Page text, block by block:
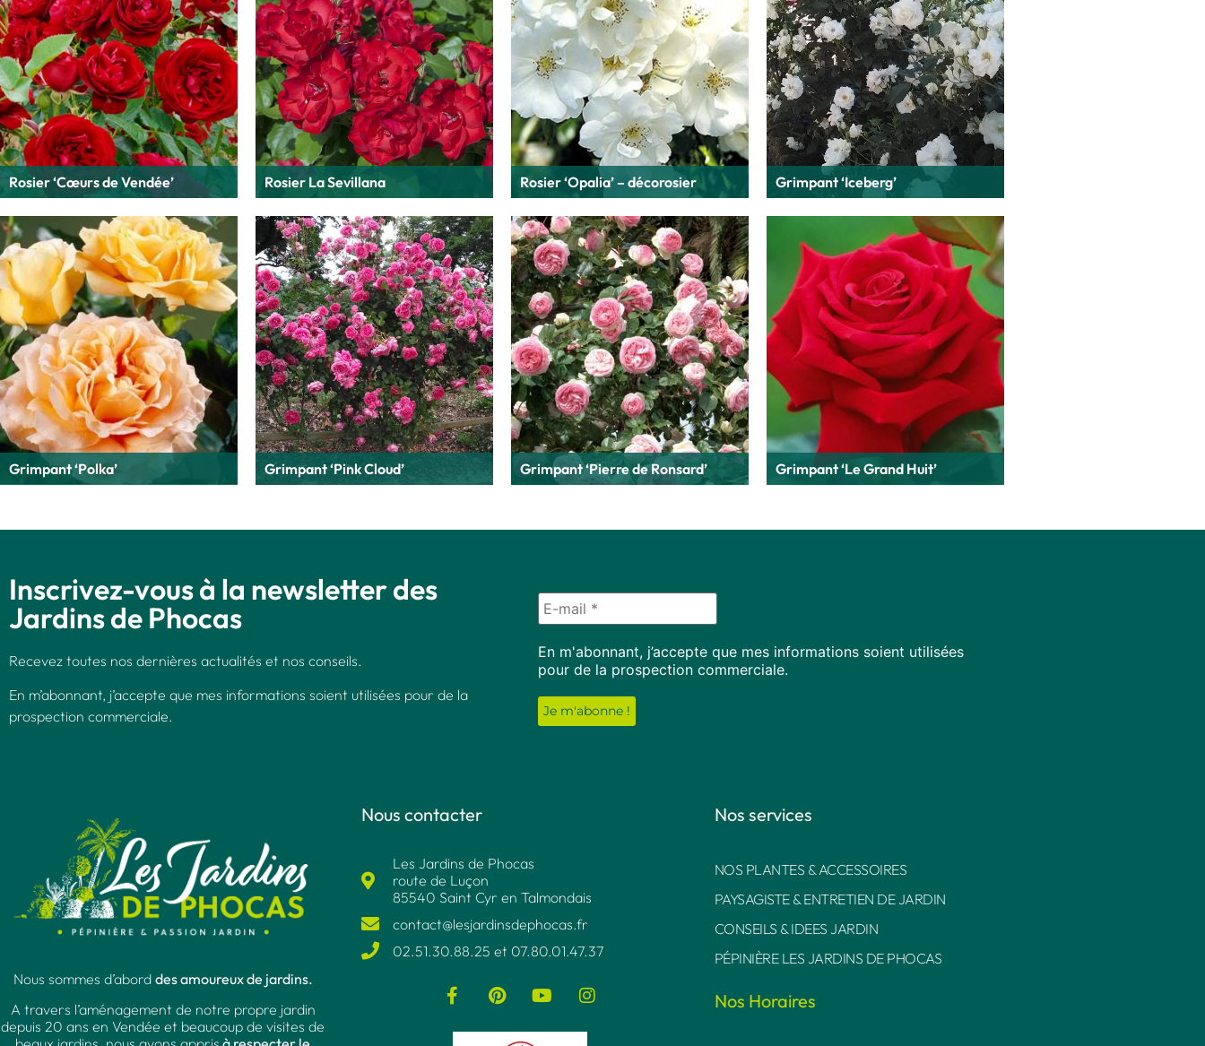
Rosier ‘Cœurs de Vendée’ Rosier La Sevillana Rosier ‘Opalia’ – décorosier Grimpant ‘Iceberg’
Grimpant ‘Polka’ Grimpant ‘Pink Cloud’ Grimpant ‘Pierre de Ronsard’ Grimpant ‘Le Grand Huit’
Inscrivez-vous à la newsletter des
Jardins de Phocas
Recevez toutes nos dernières actualités et nos conseils.
En m’abonnant, j’accepte que mes informations soient utilisées pour de la
prospection commerciale.
En m'abonnant, j’accepte que mes informations soient utilisées
pour de la prospection commerciale.
Nous sommes d’abord des amoureux de jardins.
A travers l’aménagement de notre propre jardin
depuis 20 ans en Vendée et beaucoup de visites de
Nous contacter
Les Jardins de Phocas
route de Luçon
85540 Saint Cyr en Talmondais
contact@lesjardinsdephocas.fr​
02.51.30.88.25 et 07.80.01.47.37​
Nos services
NOS PLANTES & ACCESSOIRES
PAYSAGISTE & ENTRETIEN DE JARDIN
CONSEILS & IDEES JARDIN
PÉPINIÈRE LES JARDINS DE PHOCAS
Nos Horaires